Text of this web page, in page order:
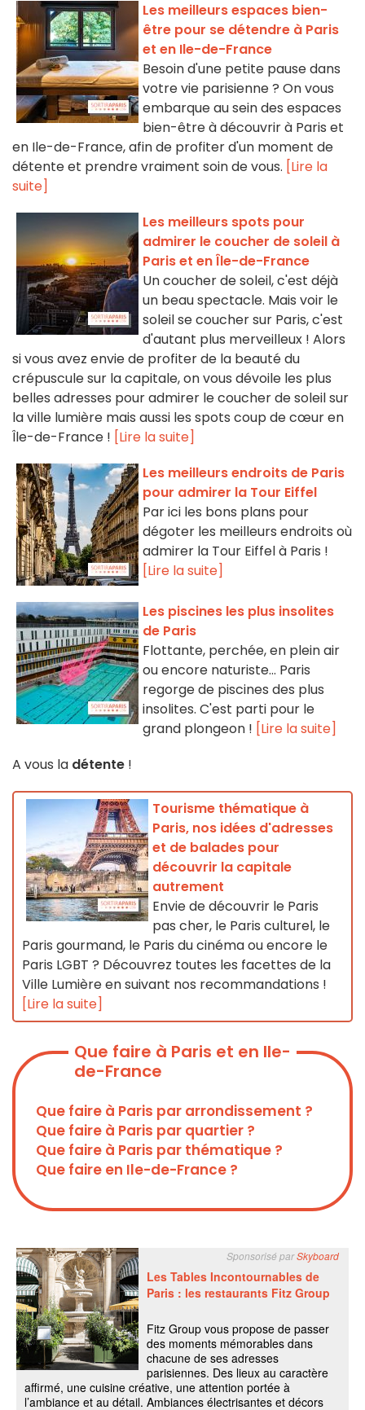
Les meilleurs espaces bien-
être pour se détendre à Paris
et en Ile-de-France
Besoin d'une petite pause dans
votre vie parisienne ? On vous
embarque au sein des espaces
bien-être à découvrir à Paris et
en Ile-de-France, afin de profiter d'un moment de
détente et prendre vraiment soin de vous. [Lire la
suite]
Les meilleurs spots pour
admirer le coucher de soleil à
Paris et en Île-de-France
Un coucher de soleil, c'est déjà
un beau spectacle. Mais voir le
soleil se coucher sur Paris, c'est
d'autant plus merveilleux ! Alors
si vous avez envie de profiter de la beauté du
crépuscule sur la capitale, on vous dévoile les plus
belles adresses pour admirer le coucher de soleil sur
la ville lumière mais aussi les spots coup de cœur en
Île-de-France ! [Lire la suite]
Les meilleurs endroits de Paris
pour admirer la Tour Eiffel
Par ici les bons plans pour
dégoter les meilleurs endroits où
admirer la Tour Eiffel à Paris !
[Lire la suite]
Les piscines les plus insolites
de Paris
Flottante, perchée, en plein air
ou encore naturiste... Paris
regorge de piscines des plus
insolites. C'est parti pour le
grand plongeon ! [Lire la suite]
A vous la détente !
Tourisme thématique à
Paris, nos idées d'adresses
et de balades pour
découvrir la capitale
autrement
Envie de découvrir le Paris
pas cher, le Paris culturel, le
Paris gourmand, le Paris du cinéma ou encore le
Paris LGBT ? Découvrez toutes les facettes de la
Ville Lumière en suivant nos recommandations !
[Lire la suite]
Que faire à Paris et en Ile-
de-France
Que faire à Paris par arrondissement ?
Que faire à Paris par quartier ?
Que faire à Paris par thématique ?
Que faire en Ile-de-France ?